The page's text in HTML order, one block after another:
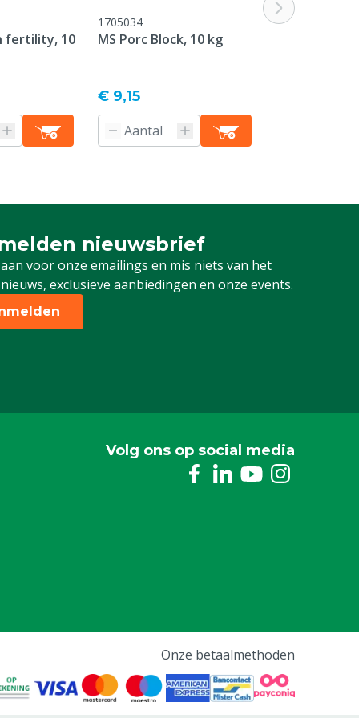
fertility, 10
1705034
MS Porc Block, 10 kg
€ 9,15
1705035
nieuwsbrief
voor onze emailings en mis niets van het
exclusieve aanbiedingen en onze events.
aan voor onze nieuwsbrief
Volg ons op social media
Onze betaalmethoden